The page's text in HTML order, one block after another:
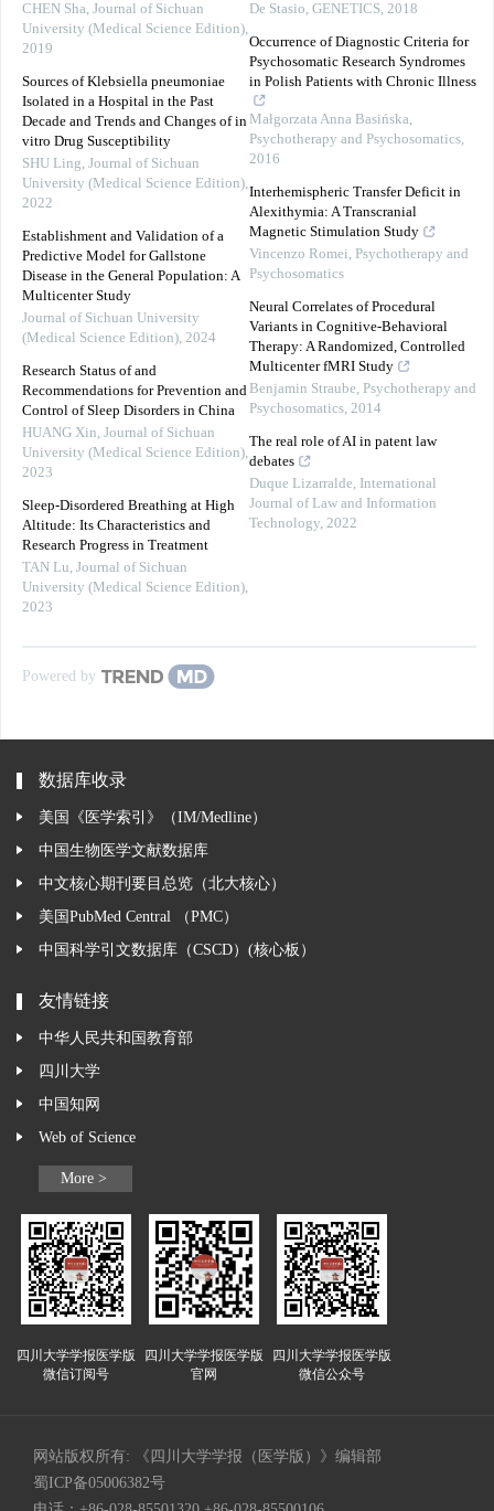
CHEN Sha, Journal of Sichuan
University (Medical Science Edition),
2019
Sources of Klebsiella pneumoniae
Isolated in a Hospital in the Past
Decade and Trends and Changes of in
vitro Drug Susceptibility
SHU Ling, Journal of Sichuan
University (Medical Science Edition),
2022
Establishment and Validation of a
Predictive Model for Gallstone
Disease in the General Population: A
Multicenter Study
Journal of Sichuan University
(Medical Science Edition), 2024
Research Status of and
Recommendations for Prevention and
Control of Sleep Disorders in China
HUANG Xin, Journal of Sichuan
University (Medical Science Edition),
2023
Sleep-Disordered Breathing at High
Altitude: Its Characteristics and
Research Progress in Treatment
TAN Lu, Journal of Sichuan
University (Medical Science Edition),
2023
De Stasio, GENETICS, 2018
Occurrence of Diagnostic Criteria for
Psychosomatic Research Syndromes
in Polish Patients with Chronic Illness
Małgorzata Anna Basińska,
Psychotherapy and Psychosomatics,
2016
Interhemispheric Transfer Deficit in
Alexithymia: A Transcranial
Magnetic Stimulation Study
Vincenzo Romei, Psychotherapy and
Psychosomatics
Neural Correlates of Procedural
Variants in Cognitive-Behavioral
Therapy: A Randomized, Controlled
Multicenter fMRI Study
Benjamin Straube, Psychotherapy and
Psychosomatics, 2014
The real role of AI in patent law
debates
Duque Lizarralde, International
Journal of Law and Information
Technology, 2022
Powered by
数据库收录
美国《医学索引》（IM/Medline）
中国生物医学文献数据库
中文核心期刊要目总览（北大核心）
美国PubMed Central （PMC）
中国科学引文数据库（CSCD）(核心板）
友情链接
中华人民共和国教育部
四川大学
中国知网
Web of Science
More >
四川大学学报医学版
微信订阅号
四川大学学报医学版
官网
四川大学学报医学版
微信公众号
网站版权所有: 《四川大学学报（医学版）》编辑部
蜀ICP备05006382号